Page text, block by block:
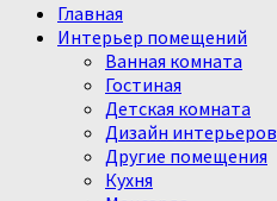
Главная
Интерьер помещений
Ванная комната
Гостиная
Детская комната
Дизайн интерьеров
Другие помещения
Кухня